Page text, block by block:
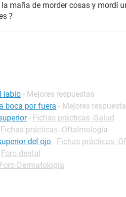
maña de morder cosas y mordí
?
labio - Mejores respuestas
boca por fuera - Mejores
- Fichas prácticas -Salud
Fichas prácticas -Oftalmología
del ojo - Fichas prácticas -
Foro dental
Foro Dermatologia